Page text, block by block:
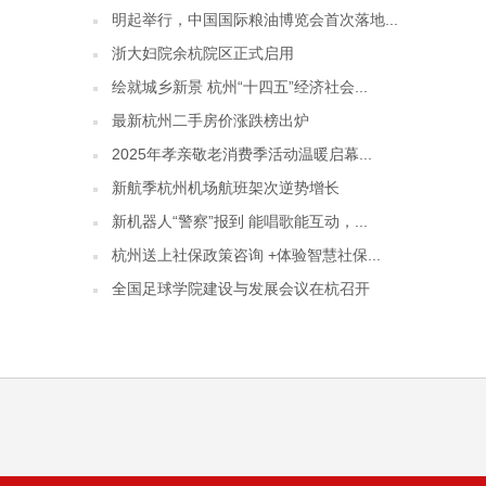
明起举行，中国国际粮油博览会首次落地...
浙大妇院余杭院区正式启用
绘就城乡新景 杭州“十四五”经济社会...
最新杭州二手房价涨跌榜出炉
2025年孝亲敬老消费季活动温暖启幕...
新航季杭州机场航班架次逆势增长
新机器人“警察”报到 能唱歌能互动，...
杭州送上社保政策咨询 +体验智慧社保...
全国足球学院建设与发展会议在杭召开